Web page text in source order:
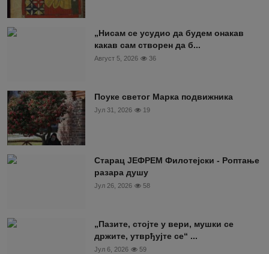
„Нисам се усудио да будем онакав
какав сам створен да б...
Август 5, 2026 36
Поуке светог Марка подвижника
Јул 31, 2026 19
Старац ЈЕФРЕМ Филотејски - Роптање
разара душу
Јул 26, 2026 58
„Пазите, стојте у вери, мушки се
држите, утврђујте се“ ...
Јул 6, 2026 59